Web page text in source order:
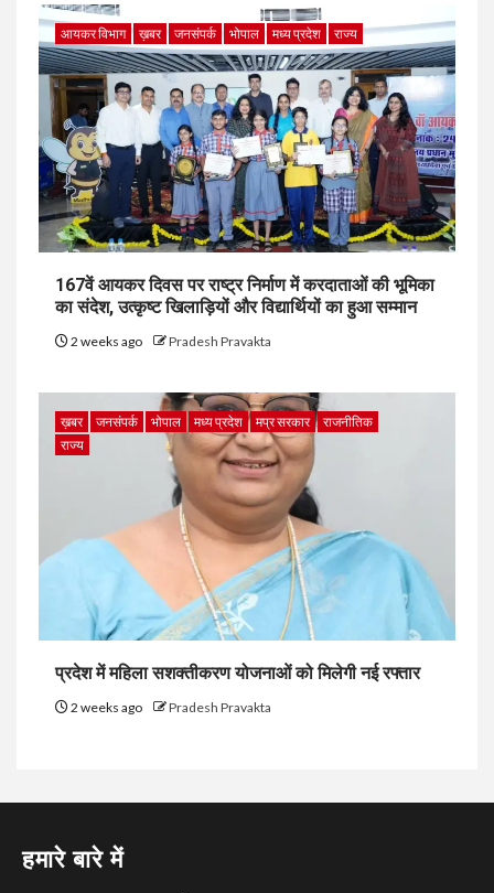
आयकर विभाग ख़बर जनसंपर्क भोपाल मध्य प्रदेश राज्य
167वें आयकर दिवस पर राष्ट्र निर्माण में करदाताओं की भूमिका
का संदेश, उत्कृष्ट खिलाड़ियों और विद्यार्थियों का हुआ सम्मान
2 weeks ago Pradesh Pravakta
ख़बर जनसंपर्क भोपाल मध्य प्रदेश मप्र सरकार
राजनीतिक
राज्य
प्रदेश में महिला सशक्तीकरण योजनाओं को मिलेगी नई रफ्तार
2 weeks ago Pradesh Pravakta
हमारे बारे में